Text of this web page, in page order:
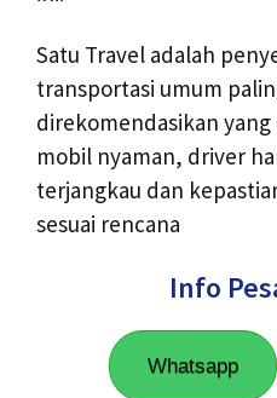
Satu Travel adalah
transportasi umum
direkomendasikan
mobil nyaman, driver
terjangkau dan
sesuai rencana
Info
Whatsapp